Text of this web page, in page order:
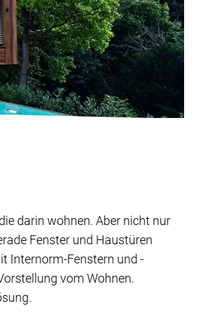
darin wohnen. Aber nicht nur
Fenster und Haustüren
Internorm-Fenstern und -
vom Wohnen.